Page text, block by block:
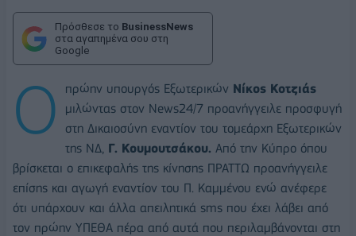
Πρόσθεσε το BusinessNews
στα αγαπημένα σου στη
Google
Ο πρώην υπουργός Εξωτερικών Νίκος Κοτζιάς
μιλώντας στον Νews24/7 προανήγγειλε προσφυγή
στη Δικαιοσύνη εναντίον του τομεάρχη Εξωτερικών
της ΝΔ, Γ. Κουμουτσάκου. Από την Κύπρο όπου
βρίσκεται ο επικεφαλής της κίνησης ΠΡΑΤΤΩ προανήγγειλε
επίσης και αγωγή εναντίον του Π. Καμμένου ενώ ανέφερε
ότι υπάρχουν και άλλα απειλητικά sms που έχει λάβει από
τον πρώην ΥΠΕΘΑ πέρα από αυτά που περιλαμβάνονται στη